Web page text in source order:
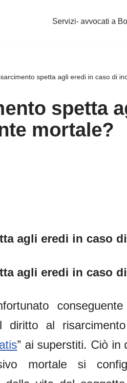
Servizi- avvocati a
spetta agli eredi in caso di
spetta
mortale?
agli eredi in caso
agli eredi in caso di
diritto al
” ai superstiti. Ciò in
mortale si